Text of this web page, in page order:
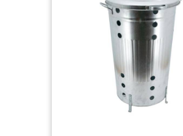
d’espace
déchets
pour
ou grands
de compost
vos déchets organiques – idéal pour
ou grands projets de